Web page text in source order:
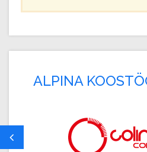
ALPINA